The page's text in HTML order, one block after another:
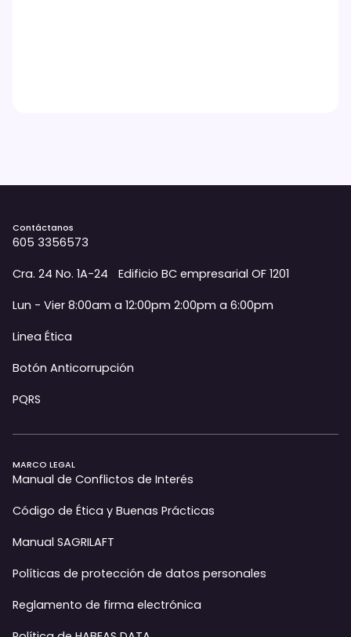
Contáctanos
605 3356573
Cra. 24 No. 1A-24 Edificio BC empresarial OF 1201
Lun - Vier 8:00am a 12:00pm 2:00pm a 6:00pm
Linea Ética
Botón Anticorrupción
PQRS
MARCO LEGAL
Manual de Conflictos de Interés
Código de Ética y Buenas Prácticas
Manual SAGRILAFT
Políticas de protección de datos personales
Reglamento de firma electrónica